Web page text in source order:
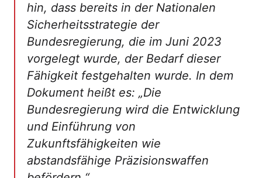
hin, dass bereits in der Nationalen
Sicherheitsstrategie der
Bundesregierung, die im Juni 2023
vorgelegt wurde, der Bedarf dieser
Fähigkeit festgehalten wurde. In dem
Dokument heißt es: „Die
Bundesregierung wird die Entwicklung
und Einführung von
Zukunftsfähigkeiten wie
abstandsfähige Präzisionswaffen